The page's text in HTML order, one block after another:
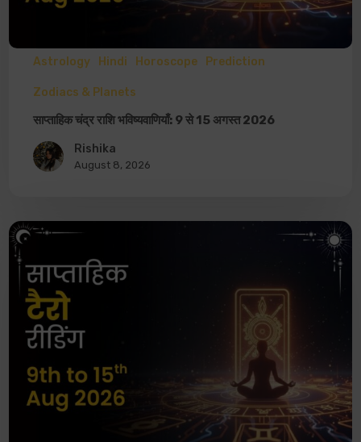
Astrology Hindi Horoscope Prediction
Zodiacs & Planets
साप्ताहिक चंद्र राशि भविष्यवाणियाँ: 9 से 15 अगस्त 2026
Rishika
August 8, 2026